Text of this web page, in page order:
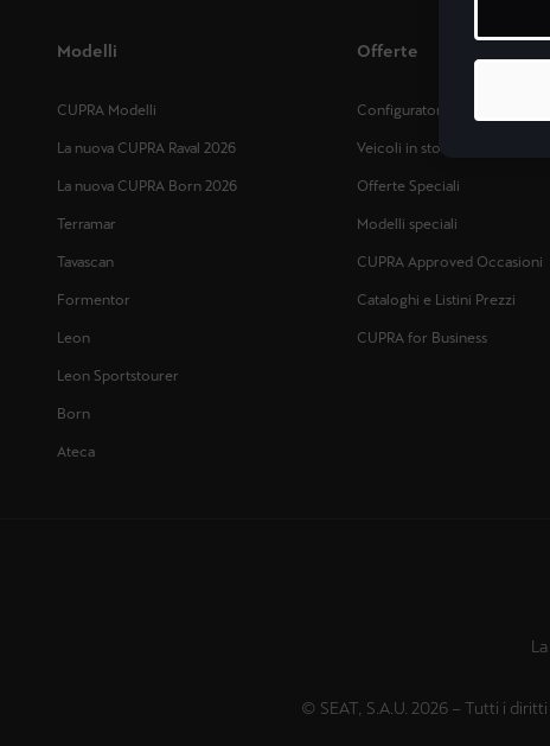
Modelli
CUPRA Modelli
La nuova CUPRA Raval 2026
La nuova CUPRA Born 2026
Terramar
Tavascan
Formentor
Leon
Leon Sportstourer
Born
Ateca
Offerte
Configuratore
Veicoli in stock
Offerte Speciali
Modelli speciali
CUPRA Approved Occasioni
Cataloghi e Listini Prezzi
CUPRA for Business
© SEAT, S.A.U. 2026 – Tutti i